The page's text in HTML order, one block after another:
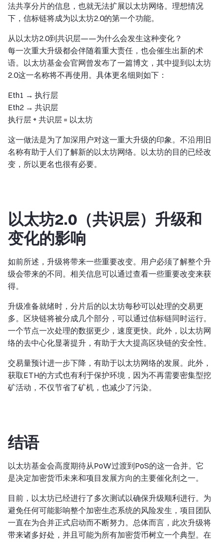
法共享分片的信息，也就无法扩展以太坊网络。理想情况
下，信标链将成为以太坊2.0的第一个功能。
从以太坊2.0到共识层——为什么会发生这种变化？
每一次重大升级都会伴随着重大责任，也会催生出新的术
语。以太坊基金会官网曾发布了一篇博文，其中提到以太坊
2.0这一名称将不再使用。具体更名细则如下：
Eth1 → 执行层
Eth2 → 共识层
执行层 + 共识层 = 以太坊
这一做法是为了加深用户对这一重大升级的印象。不沿用旧
名称有助于人们了解新的以太坊网络。以太坊的目的已经改
变，所以更名也很有必要。
以太坊2.0（共识层）升级和
变化的影响
如前所述，升级将带来一些重要改变。用户必须了解整个升
级会带来的不同。相关信息可以通过查看一些重要改变来获
得。
升级准备就绪时，分片后的以太坊每秒可以处理的交易更
多。区块链将被分成几个部分，可以通过信标链同时运行。
一个节点一次处理的数据更少，速度更快。此外，以太坊网
络的去中心化显著提升，有助于大大提高区块链的安全性。
交易量预计进一步下降，有助于以太坊网络的发展。此外，
获取ETH的方式也有利于保护环境，因为不再需要密集型挖
矿活动，不仅节省了矿机，也减少了污染。
结语
以太坊基金会高度期待从PoW过渡到PoS的这一合并。它
是决定加密货币未来和项目发展方向的主要催化剂之一。
目前，以太坊已经进行了多次测试以确保升级顺利进行。为
避免任何可能影响整个加密生态系统的风险发生，项目团队
一直在为合并正式启动而不断努力。总体而言，此次升级将
带来诸多好处，并且可能为所有加密货币树立一个典型。在